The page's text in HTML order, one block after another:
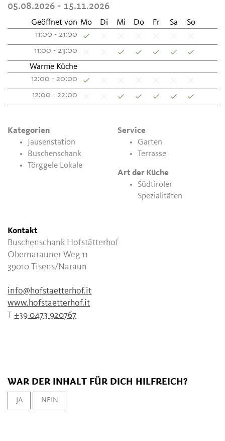
05.08.2026 - 15.11.2026
Geöffnet von Mo Di Mi Do Fr Sa
So
11:00 - 21:00
11:00 - 23:00
Warme Küche
12:00 - 20:00
12:00 - 22:00
Kategorien
Jausenstation
Buschenschank
Törggele Lokale
Service
Garten
Terrasse
Art der Küche
Südtiroler
Spezialitäten
Kontakt
Buschenschank Hofstätterhof
Obernarauner Weg 11
39010
Tisens/Naraun
info@hofstaetterhof.it
www.hofstaetterhof.it
T+39 0473 920767
WAR DER INHALT FÜR DICH HILFREICH?
JA NEIN